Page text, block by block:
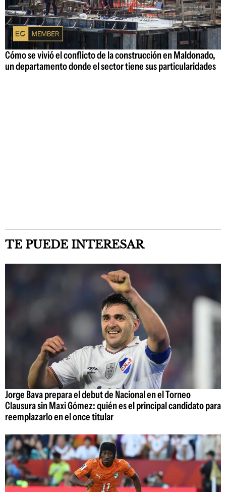
Cómo se vivió el conflicto de la construcción en Maldonado,
un departamento donde el sector tiene sus particularidades
TE PUEDE INTERESAR
Jorge Bava prepara el debut de Nacional en el Torneo
Clausura sin Maxi Gómez: quién es el principal candidato para
reemplazarlo en el once titular